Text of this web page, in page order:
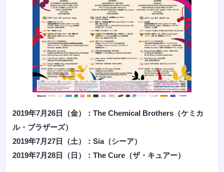
2019年7月26日（金）：The Chemical Brothers（ケミカ
ル・ブラザーズ）
2019年7月27日（土）：Sia（シーア）
2019年7月28日（日）：The Cure（ザ・キュアー）